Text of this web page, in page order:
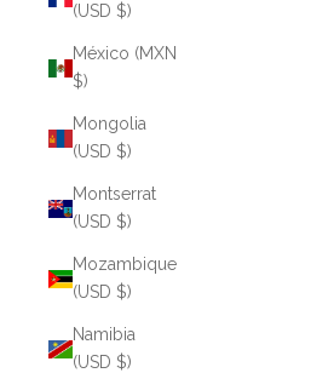
(USD $)
México (MXN
$)
Mongolia
(USD $)
Montserrat
(USD $)
Mozambique
(USD $)
Namibia
(USD $)